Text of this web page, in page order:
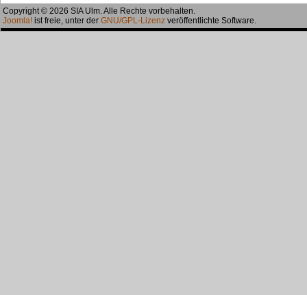
Copyright © 2026 SIA Ulm. Alle Rechte vorbehalten.
Joomla! ist freie, unter der GNU/GPL-Lizenz veröffentlichte Software.